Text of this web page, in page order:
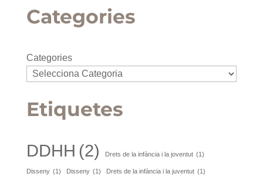
Categories
Categories
Etiquetes
DDHH (2) Drets de la infància i la joventut (1)
Disseny (1) Disseny (1) Drets de la infància i la juventut (1)